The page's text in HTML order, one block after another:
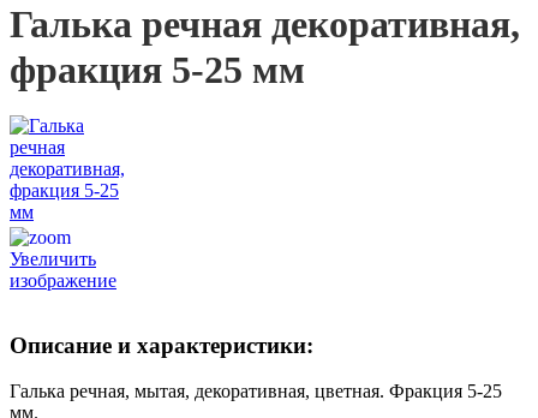
Галька речная декоративная,
фракция 5-25 мм
Увеличить
изображение
Описание и характеристики:
Галька речная, мытая, декоративная, цветная. Фракция 5-25
мм.